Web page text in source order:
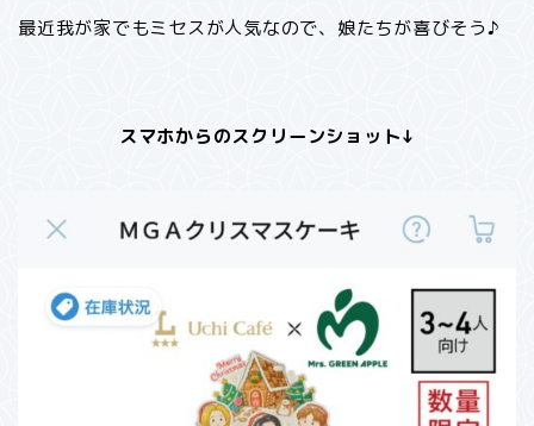
最近我が家でもミセスが人気なので、娘たちが喜びそう♪
スマホからのスクリーンショット↓